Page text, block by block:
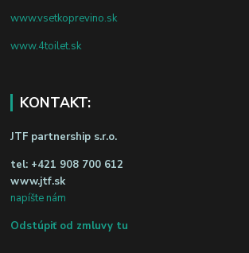
www.vsetkoprevino.sk
www.4toilet.sk
KONTAKT:
JTF partnership s.r.o.
tel: +421 908 700 612
www.jtf.sk
napíšte nám
Odstúpiť od zmluvy tu